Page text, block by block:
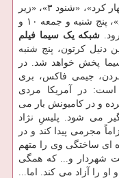
«فردیناند»، «دستکش»، «پسری که باد را مهار کرد»، «شنود ۳»، «زیر
بام های شهر»، «نان و سنگ» و «آبی عمیق»، پنج شنبه و جمعه ۱۰ و
شبکه یک سیما فیلم
دنیل کرتون، پنج شنبه
از شبکه یک سیما پخش خواهد شد. در
جیمی فاکس، بری
در آمریکا مردی
و در کامیونش بار می
می شود. پلیسِ نژاد
مجرمی پیدا کند و در
ای ساختگی وی را متهم
شهردار و... که همگی
را آزاد می کند. اما...